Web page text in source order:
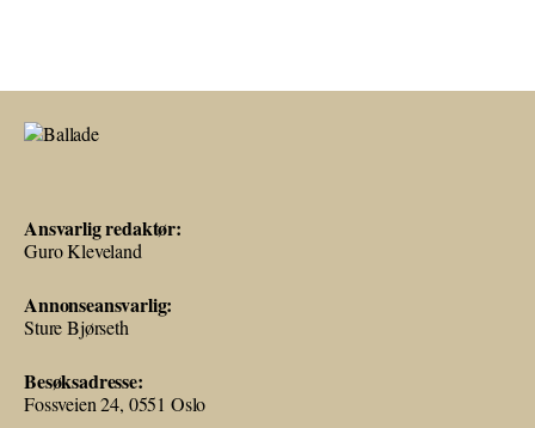
Ansvarlig redaktør:
Guro Kleveland
Annonseansvarlig:
Sture Bjørseth
Besøksadresse:
Fossveien 24, 0551 Oslo